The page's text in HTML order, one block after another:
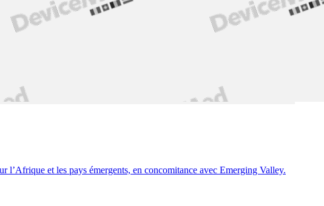
et les pays émergents, en concomitance avec Emerging Valley.